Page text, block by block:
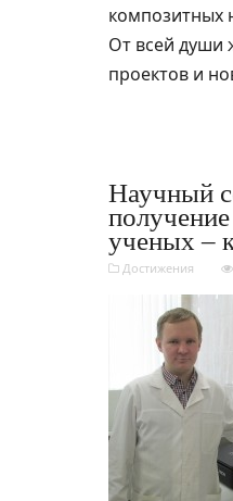
композитных
От всей души
проектов и
Научный
ученых –
Достижения